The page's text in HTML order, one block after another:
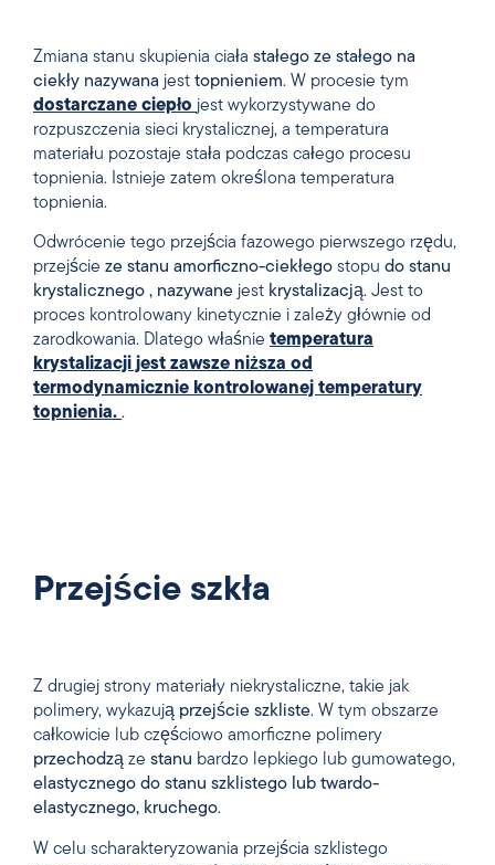
Zmiana stanu skupienia ciała stałego ze stałego na
ciekły nazywana jest topnieniem. W procesie tym
dostarczane ciepło jest wykorzystywane do
rozpuszczenia sieci krystalicznej, a temperatura
materiału pozostaje stała podczas całego procesu
topnienia. Istnieje zatem określona temperatura
topnienia.
Odwrócenie tego przejścia fazowego pierwszego rzędu,
przejście ze stanu amorficzno-ciekłego stopu do stanu
krystalicznego , nazywane jest krystalizacją. Jest to
proces kontrolowany kinetycznie i zależy głównie od
zarodkowania. Dlatego właśnie temperatura
krystalizacji jest zawsze niższa od
termodynamicznie kontrolowanej temperatury
topnienia. .
Przejście szkła
Z drugiej strony materiały niekrystaliczne, takie jak
polimery, wykazują przejście szkliste. W tym obszarze
całkowicie lub częściowo amorficzne polimery
przechodzą ze stanu bardzo lepkiego lub gumowatego,
elastycznego do stanu szklistego lub twardo-
elastycznego, kruchego.
W celu scharakteryzowania przejścia szklistego